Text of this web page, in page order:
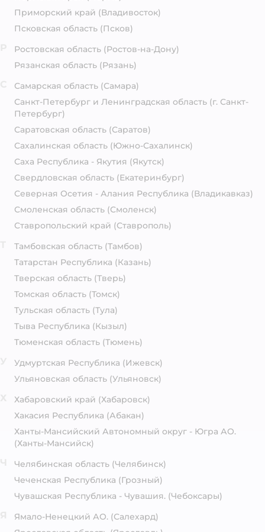
Приморский край (Владивосток)
Псковская область (Псков)
Ростовская область (Ростов-на-Дону)
Рязанская область (Рязань)
Самарская область (Самара)
Санкт-Петербург и Ленинградская область (г. Санкт-
Петербург)
Саратовская область (Саратов)
Сахалинская область (Южно-Сахалинск)
Саха Республика - Якутия (Якутск)
Свердловская область (Екатеринбург)
Северная Осетия - Алания Республика (Владикавказ)
Смоленская область (Смоленск)
Ставропольский край (Ставрополь)
Тамбовская область (Тамбов)
Татарстан Республика (Казань)
Тверская область (Тверь)
Томская область (Томск)
Тульская область (Тула)
Тыва Республика (Кызыл)
Тюменская область (Тюмень)
Удмуртская Республика (Ижевск)
Ульяновская область (Ульяновск)
Хабаровский край (Хабаровск)
Хакасия Республика (Абакан)
Ханты-Мансийский Автономный округ - Югра АО.
(Ханты-Мансийск)
Челябинская область (Челябинск)
Чеченская Республика (Грозный)
Чувашская Республика - Чувашия. (Чебоксары)
Ямало-Ненецкий АО. (Салехард)